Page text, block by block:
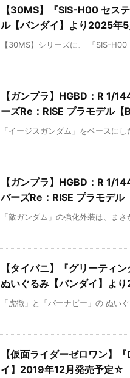
【30MS】『SIS-H00 セス
ル【バンダイ】より2025年
【30MS】シリーズに、 「SIS-
【ガンプラ】HGBD：R 1/
ーズRe：RISE プラモデル
「イージスガンダム」をベースに
【ガンプラ】HGBD：R 1/
バーズRe：RISE プラモデ
「敵ガンダム」の強化外装は、ま
【タイバニ】『グリーティ
ぬいぐるみ【バンダイ】よ
「虎徹」と「バーナビー」の ぬい
【仮面ライダーゼロワン】
イ】2019年12月発売予定☆